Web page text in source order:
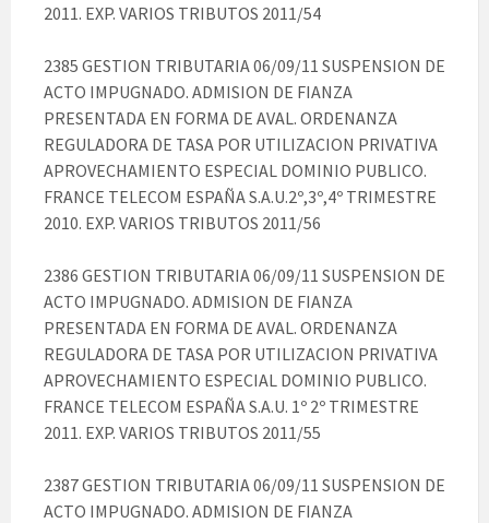
2011. EXP. VARIOS TRIBUTOS 2011/54
2385 GESTION TRIBUTARIA 06/09/11 SUSPENSION DE
ACTO IMPUGNADO. ADMISION DE FIANZA
PRESENTADA EN FORMA DE AVAL. ORDENANZA
REGULADORA DE TASA POR UTILIZACION PRIVATIVA
APROVECHAMIENTO ESPECIAL DOMINIO PUBLICO.
FRANCE TELECOM ESPAÑA S.A.U.2º,3º,4º TRIMESTRE
2010. EXP. VARIOS TRIBUTOS 2011/56
2386 GESTION TRIBUTARIA 06/09/11 SUSPENSION DE
ACTO IMPUGNADO. ADMISION DE FIANZA
PRESENTADA EN FORMA DE AVAL. ORDENANZA
REGULADORA DE TASA POR UTILIZACION PRIVATIVA
APROVECHAMIENTO ESPECIAL DOMINIO PUBLICO.
FRANCE TELECOM ESPAÑA S.A.U. 1º 2º TRIMESTRE
2011. EXP. VARIOS TRIBUTOS 2011/55
2387 GESTION TRIBUTARIA 06/09/11 SUSPENSION DE
ACTO IMPUGNADO. ADMISION DE FIANZA